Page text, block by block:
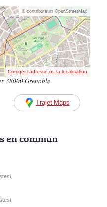
© contributeurs OpenStreetMap
Corriger l’adresse ou la localisation
38000 Grenoble
Trajet Maps
en commun